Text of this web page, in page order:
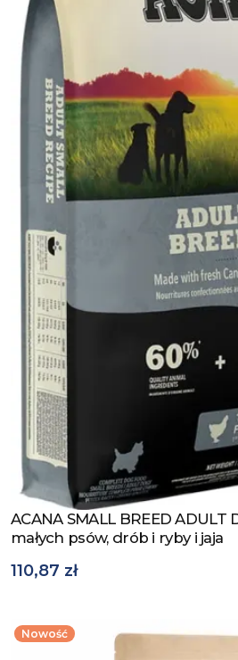
Zobacz produkt
ACANA SMALL BREED ADULT
małych psów, drób i ryby i jaja
110,87 zł
Nowość